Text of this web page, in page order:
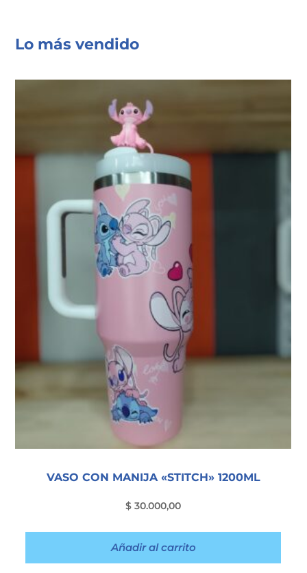
Lo más vendido
VASO CON MANIJA «STITCH» 1200ML
$ 30.000,00
Añadir al carrito